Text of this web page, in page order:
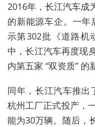
2016年，长江汽车成
的新能源车企。一年
示第302批《道路机
中，长江汽车再度现
内第五家 “双资质” 的
同年，长江汽车推出
杭州工厂正式投产，
能为30万辆。随后，